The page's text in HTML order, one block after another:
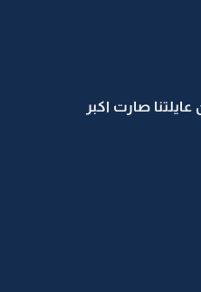
عايلتنا صارت اكبر